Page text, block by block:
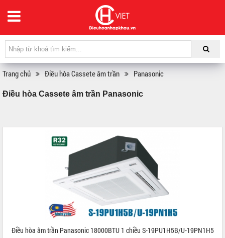
Trang chủ Điều hòa Cassete âm trần Panasonic
Điều hòa Cassete âm trần Panasonic
Điều hòa âm trần Panasonic 18000BTU 1 chiều S-19PU1H5B/U-19PN1H5